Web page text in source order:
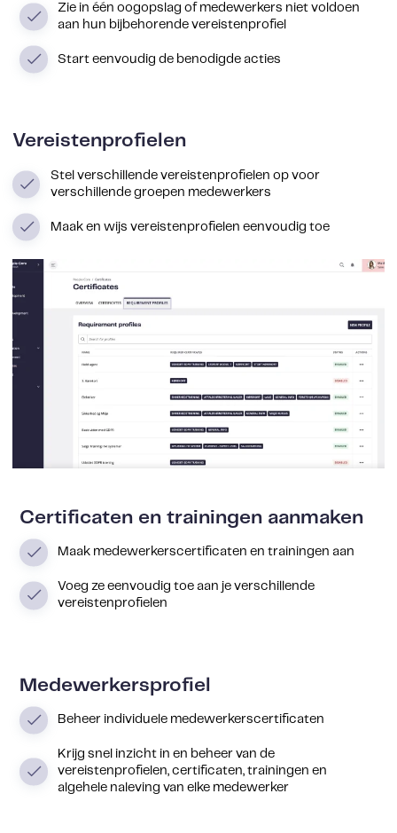
Zie in één oogopslag of medewerkers niet voldoen
aan hun bijbehorende vereistenprofiel
Start eenvoudig de benodigde acties
Vereistenprofielen
Stel verschillende vereistenprofielen op voor
verschillende groepen medewerkers
Maak en wijs vereistenprofielen eenvoudig toe
Certificaten en trainingen aanmaken
Maak medewerkerscertificaten en trainingen aan
Voeg ze eenvoudig toe aan je verschillende
vereistenprofielen
Medewerkersprofiel
Beheer individuele medewerkerscertificaten
Krijg snel inzicht in en beheer van de
vereistenprofielen, certificaten, trainingen en
algehele naleving van elke medewerker